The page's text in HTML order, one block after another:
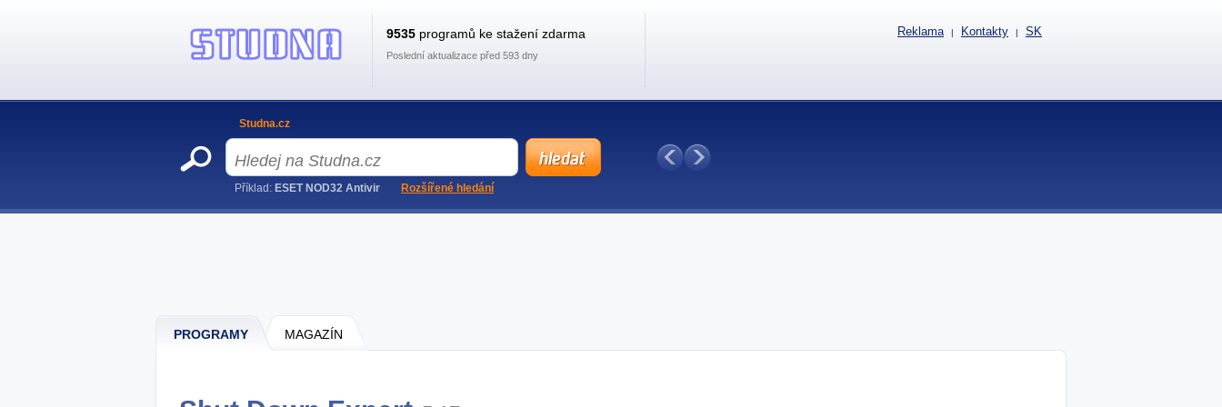
PROGRAMY MAGAZÍN
9535 programů ke stažení zdarma
Poslední aktualizace před 593 dny
Reklama | Kontakty | SK
Studna.cz
Příklad: ESET NOD32 Antivir Rozšířené hledání